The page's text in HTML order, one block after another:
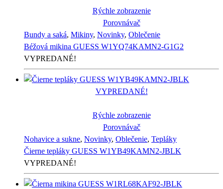
Rýchle zobrazenie
Porovnávač
Bundy a saká, Mikiny, Novinky, Oblečenie
Béžová mikina GUESS W1YQ74KAMN2-G1G2
VYPREDANÉ!
VYPREDANÉ!
Rýchle zobrazenie
Porovnávač
Nohavice a sukne, Novinky, Oblečenie, Tepláky
Čierne tepláky GUESS W1YB49KAMN2-JBLK
VYPREDANÉ!